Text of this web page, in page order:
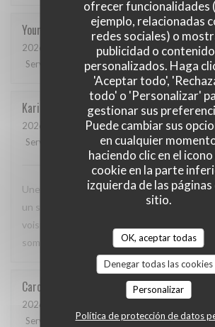
ofrecer funcionalidades
ejemplo, relacionadas
redes sociales) o
publicidad o
personalizados. Haga
'Aceptar todo',
todo' o 'Personalizar'
gestionar sus
Puede cambiar sus
en cualquier
haciendo clic en el
cookie en la parte
izquierda de las páginas
sitio.
OK, aceptar todas
Denegar todas las cookies
Personalizar
Política de protección de datos
Youri
2026-04-22
- 12:00 - Invitados 2
Servicio
Ambiente: 4/5 Menú: 5/5
Karin
2026-05-01
- 19:15 - Invitados 3
Servicio
Ambiente: 4 /5 Menú: 5/5
Une cuisine délicieuse et pleine de
un service irréprochables. Moins de monde
voisins, mais ils méritent d'être plus connus
sommes régalés !
Caroline
2026-04-23
Servicio
/5 Ambiente:5/5 Menú:5/5